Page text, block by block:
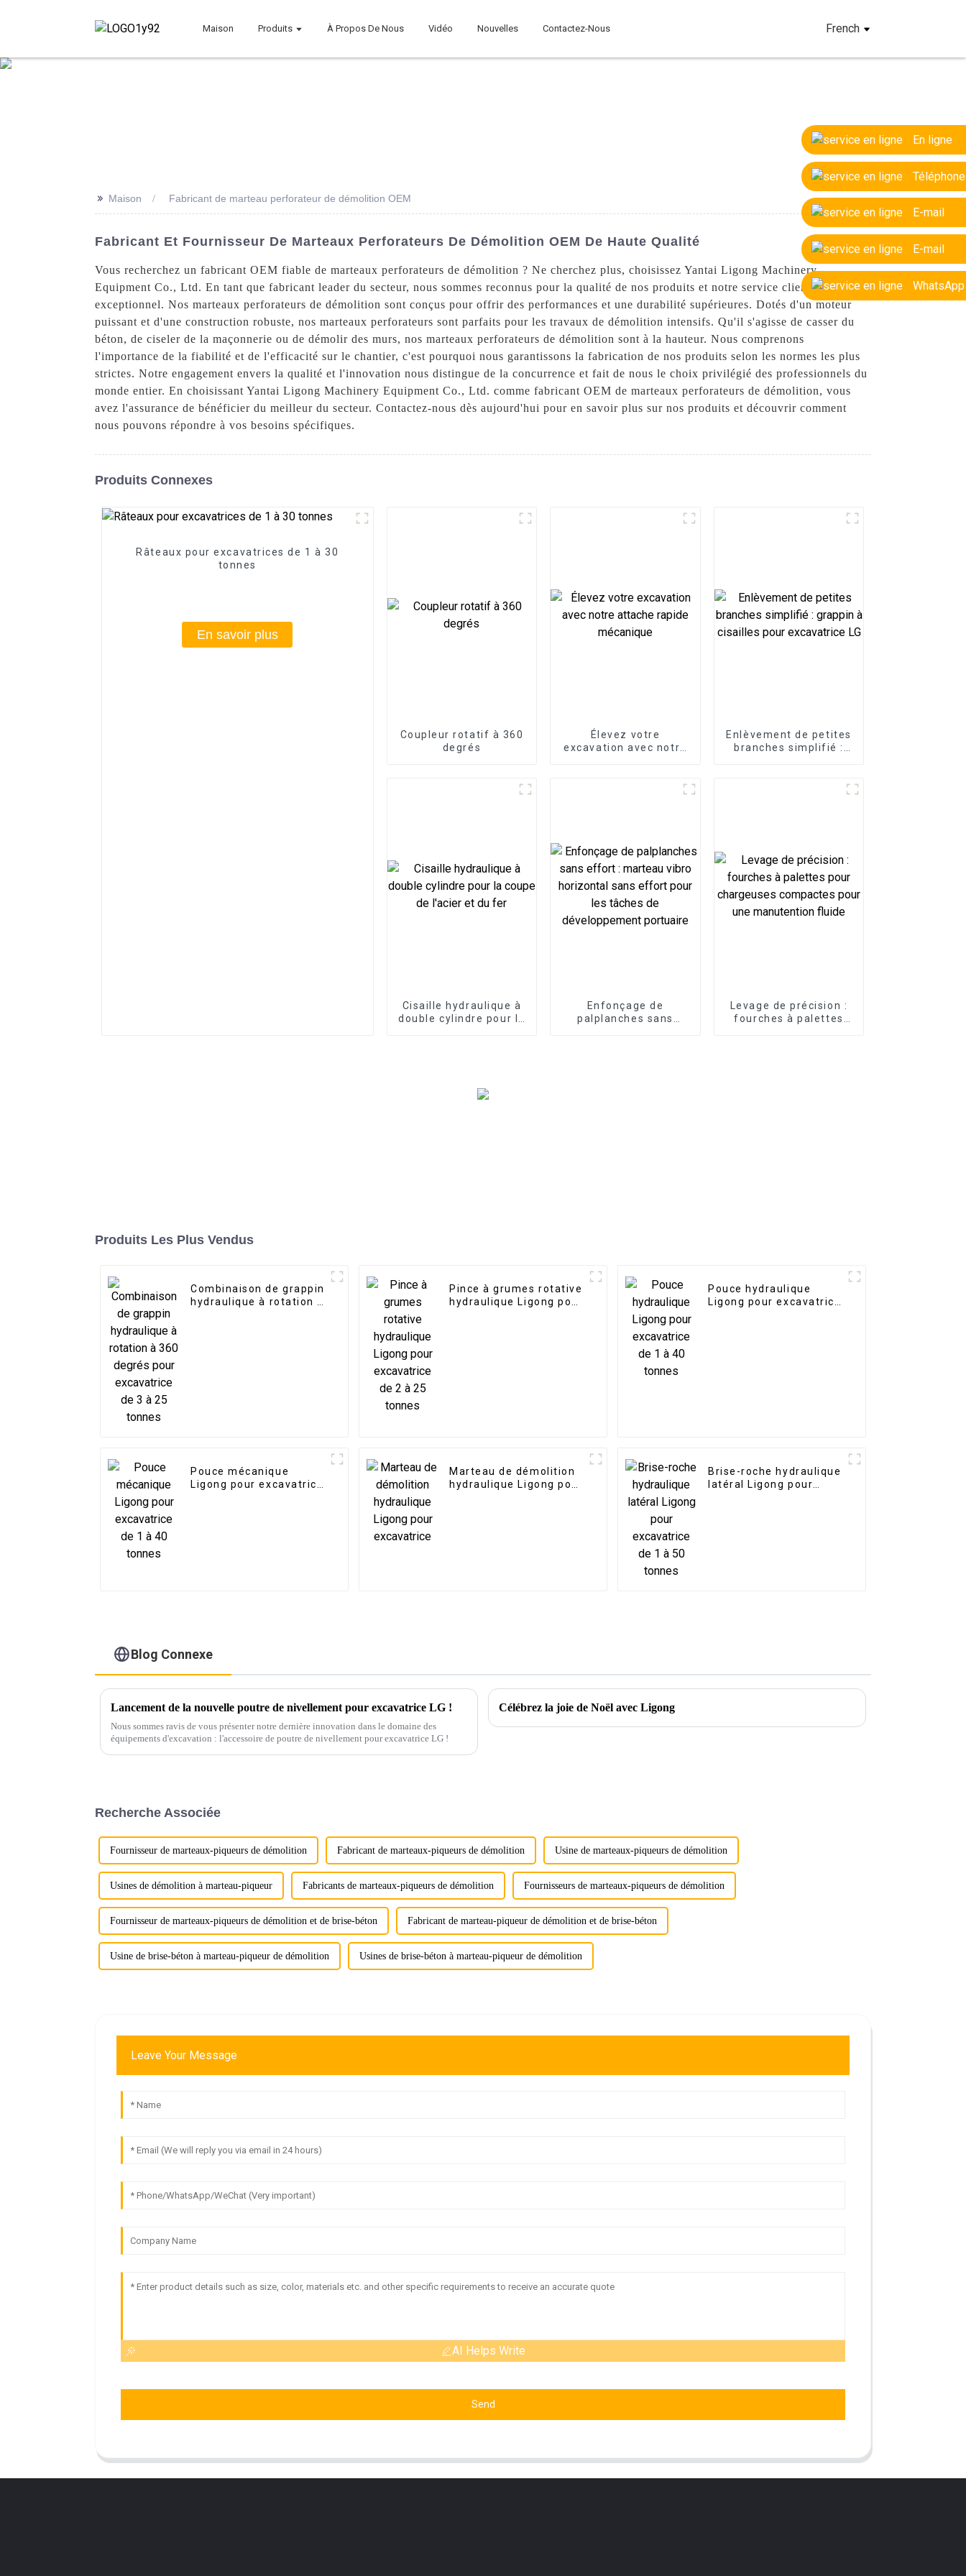
Maison Produits À Propos De Nous Vidéo Nouvelles Contactez-Nous French
En ligne
Téléphone
E-mail
E-mail
WhatsApp
>> Maison Fabricant de marteau perforateur de démolition OEM
Fabricant Et Fournisseur De Marteaux Perforateurs De Démolition OEM De Haute Qualité
Vous recherchez un fabricant OEM fiable de marteaux perforateurs de démolition ? Ne cherchez plus, choisissez Yantai Ligong Machinery
Equipment Co., Ltd. En tant que fabricant leader du secteur, nous sommes reconnus pour la qualité de nos produits et notre service client
exceptionnel. Nos marteaux perforateurs de démolition sont conçus pour offrir des performances et une durabilité supérieures. Dotés d'un moteur
puissant et d'une construction robuste, nos marteaux perforateurs sont parfaits pour les travaux de démolition intensifs. Qu'il s'agisse de casser du
béton, de ciseler de la maçonnerie ou de démolir des murs, nos marteaux perforateurs de démolition sont à la hauteur. Nous comprenons
l'importance de la fiabilité et de l'efficacité sur le chantier, c'est pourquoi nous garantissons la fabrication de nos produits selon les normes les plus
strictes. Notre engagement envers la qualité et l'innovation nous distingue de la concurrence et fait de nous le choix privilégié des professionnels du
monde entier. En choisissant Yantai Ligong Machinery Equipment Co., Ltd. comme fabricant OEM de marteaux perforateurs de démolition, vous
avez l'assurance de bénéficier du meilleur du secteur. Contactez-nous dès aujourd'hui pour en savoir plus sur nos produits et découvrir comment
nous pouvons répondre à vos besoins spécifiques.
Produits Connexes
Râteaux pour excavatrices de 1 à 30
tonnes
En savoir plus
Coupleur rotatif à 360
degrés
Élevez votre
excavation avec notre
Enlèvement de petites
branches simplifié :
Cisaille hydraulique à
double cylindre pour la
Enfonçage de
palplanches sans
Levage de précision :
fourches à palettes
Produits Les Plus Vendus
Combinaison de grappin
hydraulique à rotation à
Pince à grumes rotative
hydraulique Ligong pour
Pouce hydraulique
Ligong pour excavatrice
Pouce mécanique
Ligong pour excavatrice
Marteau de démolition
hydraulique Ligong pour
Brise-roche hydraulique
latéral Ligong pour
Blog Connexe
Lancement de la nouvelle poutre de nivellement pour excavatrice LG !
Nous sommes ravis de vous présenter notre dernière innovation dans le domaine des
équipements d'excavation : l'accessoire de poutre de nivellement pour excavatrice LG !
Célébrez la joie de Noël avec Ligong
Recherche Associée
Fournisseur de marteaux-piqueurs de démolition Fabricant de marteaux-piqueurs de démolition Usine de marteaux-piqueurs de démolition
Usines de démolition à marteau-piqueur Fabricants de marteaux-piqueurs de démolition Fournisseurs de marteaux-piqueurs de démolition
Fournisseur de marteaux-piqueurs de démolition et de brise-béton Fabricant de marteau-piqueur de démolition et de brise-béton
Usine de brise-béton à marteau-piqueur de démolition Usines de brise-béton à marteau-piqueur de démolition
Leave Your Message
AI Helps Write
Send